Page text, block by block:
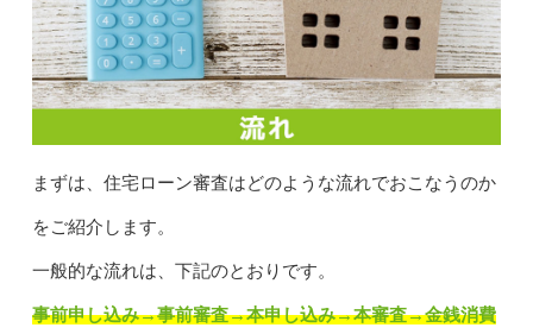
まずは、住宅ローン審査はどのような流れでおこなうのか
をご紹介します。
一般的な流れは、下記のとおりです。
事前申し込み→事前審査→本申し込み→本審査→金銭消費